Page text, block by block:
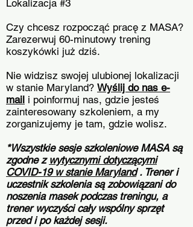
Lokalizacja #3
Czy chcesz rozpocząć pracę z MASA?
Zarezerwuj 60-minutowy trening
koszykówki już dziś.
Nie widzisz swojej ulubionej lokalizacji
w stanie Maryland? Wyślij do nas e-
mail i poinformuj nas, gdzie jesteś
zainteresowany szkoleniem, a my
zorganizujemy je tam, gdzie wolisz.
*Wszystkie sesje szkoleniowe MASA są
zgodne z wytycznymi dotyczącymi
COVID-19 w stanie Maryland. Trener i
uczestnik szkolenia są zobowiązani do
noszenia masek podczas treningu, a
trener wyczyści cały wspólny sprzęt
przed i po każdej sesji.